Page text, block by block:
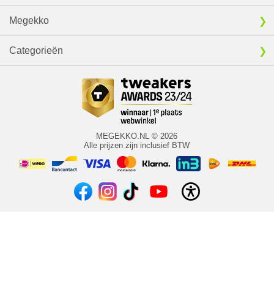
Megekko
Categorieën
MEGEKKO.NL © 2026
Alle prijzen zijn inclusief BTW